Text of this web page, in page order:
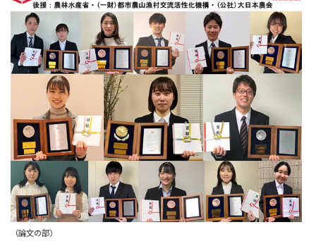
（論文の部）